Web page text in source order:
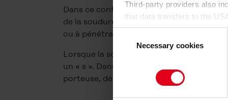
Third-party providers also
that data transfers to the
having an adequate level
for control and monitoring
on the website by us and
SelectionNecessary cookies
Dans ce contexte, la notion d’épaisseur
de la soudure. En fonction de l’épaisseur
ou à pénétration partielle est réalisée.
Lorsque la soudure couvre toute
un « s ». Dans le cas des soudures
porteuse, désignée par la dimension « a ».